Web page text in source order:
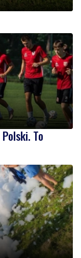
To